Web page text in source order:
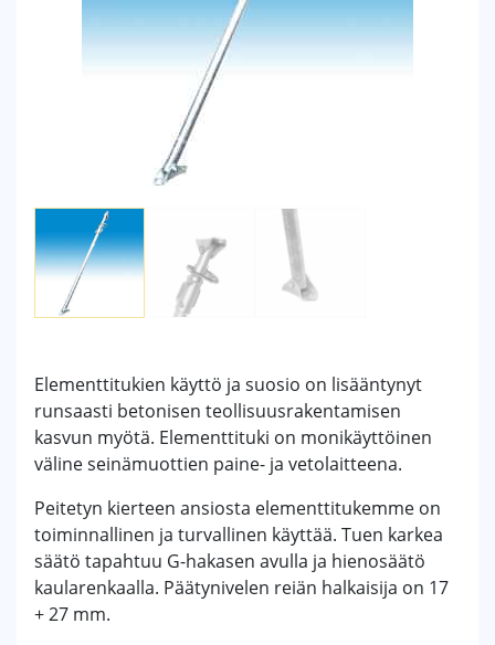
Elementtitukien käyttö ja suosio on lisääntynyt
runsaasti betonisen teollisuusrakentamisen
kasvun myötä. Elementtituki on monikäyttöinen
väline seinämuottien paine- ja vetolaitteena.
Peitetyn kierteen ansiosta elementtitukemme on
toiminnallinen ja turvallinen käyttää. Tuen karkea
säätö tapahtuu G-hakasen avulla ja hienosäätö
kaularenkaalla. Päätynivelen reiän halkaisija on 17
+ 27 mm.